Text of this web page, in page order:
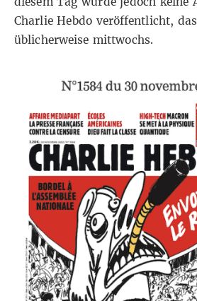
Charlie Hebdo veröffentlicht,
üblicherweise mittwochs.